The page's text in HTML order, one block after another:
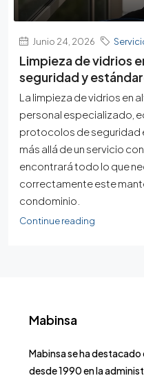
Junio 24, 2026
Limpieza de vidrios
seguridad y
La limpieza de vidrios en
personal especializado,
protocolos de seguridad
más allá de un servicio
encontrará todo lo que
correctamente este
condominio.
Continue reading
Mabinsa
Mabinsa se ha
desde 1990 en la